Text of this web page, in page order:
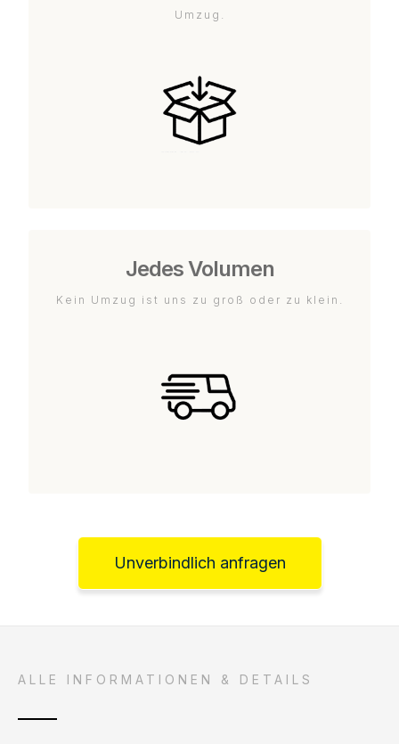
Umzug.
Jedes Volumen
Kein Umzug ist uns zu groß oder zu klein.
Unverbindlich anfragen
ALLE INFORMATIONEN & DETAILS